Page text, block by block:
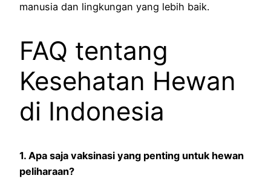
manusia dan lingkungan yang lebih baik.
FAQ tentang
Kesehatan Hewan
di Indonesia
1. Apa saja vaksinasi yang penting untuk hewan
peliharaan?